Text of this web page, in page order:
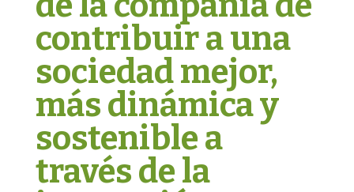
contribuir a una
sociedad mejor,
más dinámica y
sostenible a
través de la